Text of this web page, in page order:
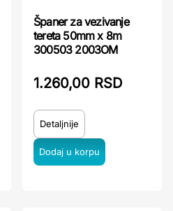
Španer za vezivanje
tereta 50mm x 8m
300503 2003OM
1.260,00 RSD
Detaljnije